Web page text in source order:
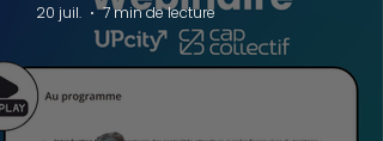
20 juil. 7 min de lecture